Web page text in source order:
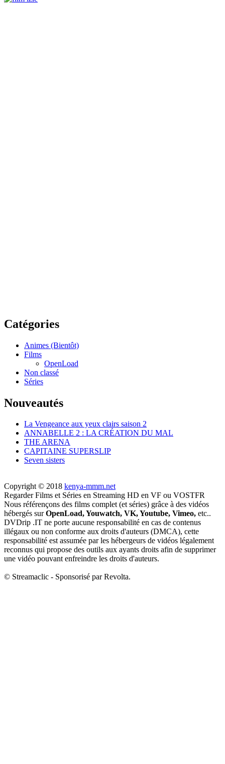
Catégories
Animes (Bientôt)
Films
OpenLoad
Non classé
Séries
Nouveautés
La Vengeance aux yeux clairs saison 2
ANNABELLE 2 : LA CRÉATION DU MAL
THE ARENA
CAPITAINE SUPERSLIP
Seven sisters
Copyright © 2018 kenya-mmm.net
RegarderFilms et Séries en Streaming HD en VF ou VOSTFR
Nous référençons des films complet (et séries) grâce à des vidéos
hébergés surOpenLoad, Youwatch, VK, Youtube, Vimeo, etc..
DVDrip .IT ne porte aucune responsabilité en cas de contenus
illégaux ou non conforme aux droits d'auteurs (DMCA), cette
responsabilité estassumée par les hébergeurs de vidéos légalement
reconnus qui propose des outils aux ayants droits afin de supprimer
une vidéo pouvant enfreindre les droits d'auteurs.
© Streamaclic - Sponsorisé parRevolta.